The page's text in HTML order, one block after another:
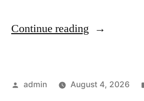
Continue reading “Membangun
Misi
Posted
admin August 4, 2026